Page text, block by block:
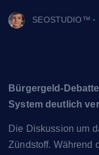
SEOSTUDIO™
Bürgergeld-
System deutlich
Die Diskussion um
Zündstoff. Während